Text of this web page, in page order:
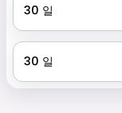
30 일
30 일